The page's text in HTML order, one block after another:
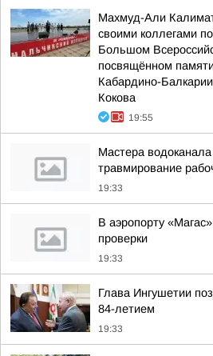
Махмуд-Али
своими коллегами
Большом
посвящённом
Кабардино-
Кокова
19:55
Мастера
травмирование
19:33
В аэропорту
проверки
19:33
Глава Ингушетии
84-летием
19:33